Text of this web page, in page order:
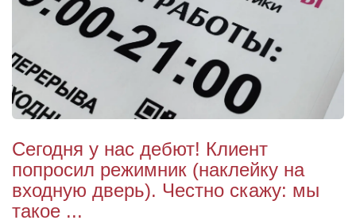
Сегодня у нас дебют! Клиент
попросил режимник (наклейку на
входную дверь). Честно скажу: мы
такое ...